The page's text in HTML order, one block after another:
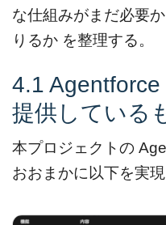
な仕組みがまだ必要
りるか を整理する。
4.1
提供している
本プロジェクトの
おおまかに以下を実現